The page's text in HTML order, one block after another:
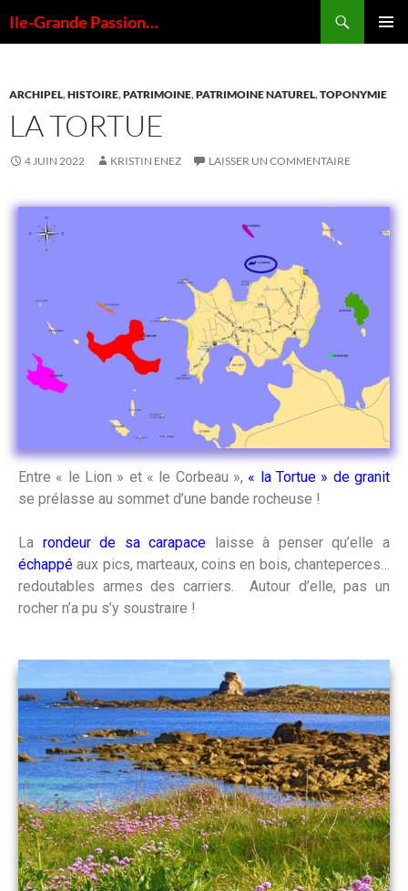
Ile-Grande Passion…
ARCHIPEL,HISTOIRE,PATRIMOINE,PATRIMOINE NATUREL,TOPONYMIE
LA TORTUE
4 JUIN 2022 KRISTIN ENEZ LAISSER UN COMMENTAIRE
Entre « le Lion » et « le Corbeau », « la Tortue » de granit
se prélasse au sommet d’une bande rocheuse !
La rondeur de sa carapace laisse à penser qu’elle a
échappé aux pics, marteaux, coins en bois, chanteperces…
redoutables armes des carriers. Autour d’elle, pas un
rocher n’a pu s’y soustraire !